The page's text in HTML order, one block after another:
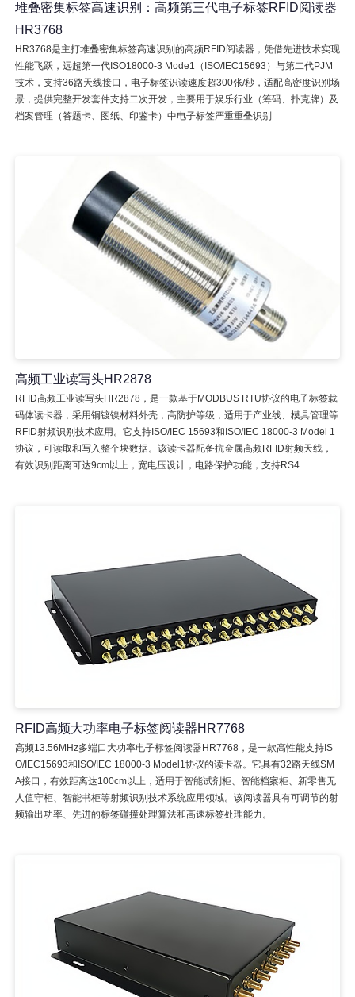
堆叠密集标签高速识别：高频第三代电子标签RFID阅读器
HR3768
HR3768是主打堆叠密集标签高速识别的高频RFID阅读器，凭借先进技术实现
性能飞跃，远超第一代ISO18000-3 Mode1（ISO/IEC15693）与第二代PJM
技术，支持36路天线接口，电子标签识读速度超300张/秒，适配高密度识别场
景，提供完整开发套件支持二次开发，主要用于娱乐行业（筹码、扑克牌）及
档案管理（答题卡、图纸、印鉴卡）中电子标签严重重叠识别
高频工业读写头HR2878
RFID高频工业读写头HR2878，是一款基于MODBUS RTU协议的电子标签载
码体读卡器，采用铜镀镍材料外壳，高防护等级，适用于产业线、模具管理等
RFID射频识别技术应用。它支持ISO/IEC 15693和ISO/IEC 18000-3 Model 1
协议，可读取和写入整个块数据。该读卡器配备抗金属高频RFID射频天线，
有效识别距离可达9cm以上，宽电压设计，电路保护功能，支持RS4
RFID高频大功率电子标签阅读器HR7768
高频13.56MHz多端口大功率电子标签阅读器HR7768，是一款高性能支持IS
O/IEC15693和ISO/IEC 18000-3 Model1协议的读卡器。它具有32路天线SM
A接口，有效距离达100cm以上，适用于智能试剂柜、智能档案柜、新零售无
人值守柜、智能书柜等射频识别技术系统应用领域。该阅读器具有可调节的射
频输出功率、先进的标签碰撞处理算法和高速标签处理能力。